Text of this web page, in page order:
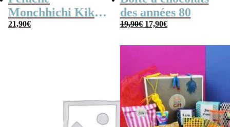
Monchhichi Kiki
l’original (20 cm)
21,90€
des années 80
19,90€ Le
prix
19,90€.
17,90€Le
prix
17,90€.